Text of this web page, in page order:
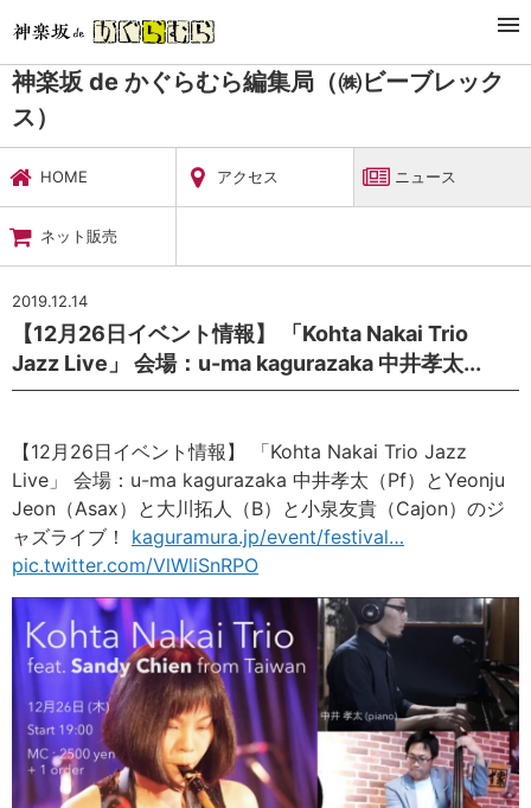
暮らし・娯楽
神楽坂 de かぐらむら編集局（㈱ビーブレックス）
ニュース
神楽坂 de かぐらむら編集局（㈱ビーブレック
ス）
HOME アクセス ニュース
ネット販売
2019.12.14
【12月26日イベント情報】 「Kohta Nakai Trio
Jazz Live」 会場：u-ma kagurazaka 中井孝太...
【12月26日イベント情報】 「Kohta Nakai Trio Jazz
Live」 会場：u-ma kagurazaka 中井孝太（Pf）とYeonju
Jeon（Asax）と大川拓人（B）と小泉友貴（Cajon）のジ
ャズライブ！ kaguramura.jp/event/festival…
pic.twitter.com/VlWliSnRPO